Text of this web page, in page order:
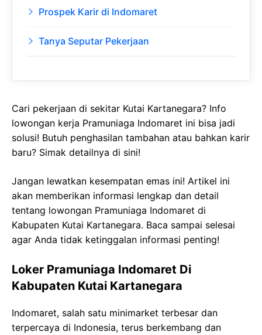
Prospek Karir di Indomaret
Tanya Seputar Pekerjaan
Cari pekerjaan di sekitar Kutai Kartanegara? Info
lowongan kerja Pramuniaga Indomaret ini bisa jadi
solusi! Butuh penghasilan tambahan atau bahkan karir
baru? Simak detailnya di sini!
Jangan lewatkan kesempatan emas ini! Artikel ini
akan memberikan informasi lengkap dan detail
tentang lowongan Pramuniaga Indomaret di
Kabupaten Kutai Kartanegara. Baca sampai selesai
agar Anda tidak ketinggalan informasi penting!
Loker Pramuniaga Indomaret Di
Kabupaten Kutai Kartanegara
Indomaret, salah satu minimarket terbesar dan
terpercaya di Indonesia, terus berkembang dan